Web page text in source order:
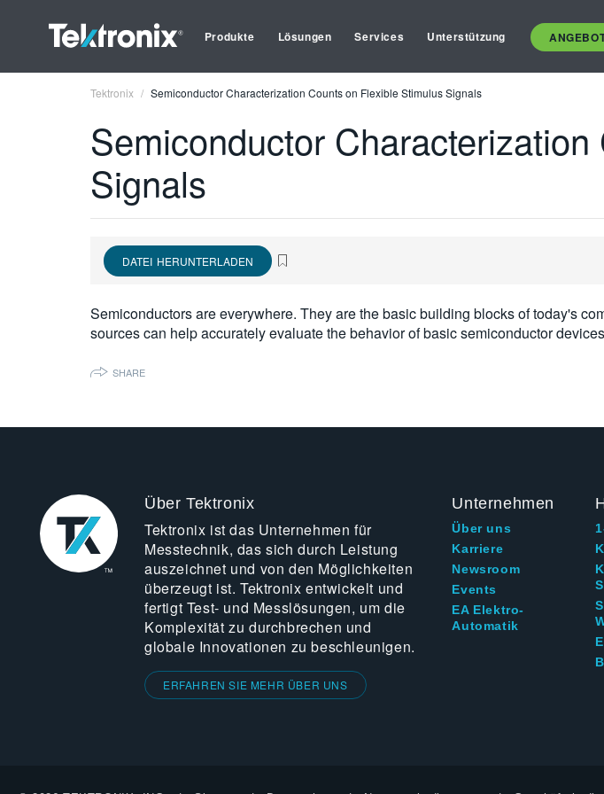
Produkte Lösungen Services Unterstützung
Tektronix Semiconductor Characterization Counts on Flexible Stimulus Signals
Semiconductor
Signals
DATEI HERUNTERLADEN
Semiconductors are everywhere. They are the basic building blocks of today's
sources can help accurately evaluate the behavior of basic semiconductor
SHARE
Über Tektronix
Tektronix ist das Unternehmen für
Messtechnik, das sich durch Leistung
auszeichnet und von den Möglichkeiten
überzeugt ist. Tektronix entwickelt und
fertigt Test- und Messlösungen, um die
Komplexität zu durchbrechen und
globale Innovationen zu beschleunigen.
ERFAHREN SIE MEHR ÜBER UNS
Unternehmen
Über uns
Karriere
Newsroom
Events
EA Elektro-
Automatik